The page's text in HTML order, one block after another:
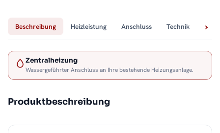
Beschreibung Heizleistung Anschluss Technik
Zentralheizung
Wassergeführter Anschluss an Ihre bestehende Heizungsanlage.
Produktbeschreibung